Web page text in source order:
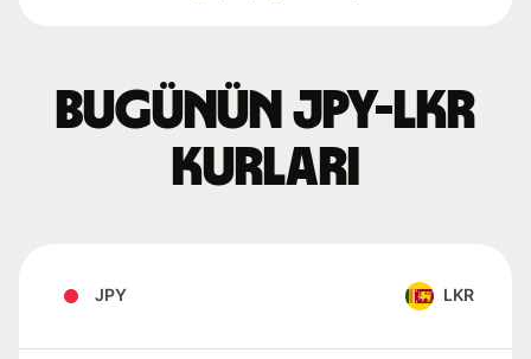
Bugünün JPY-LKR
kurları
JPY LKR